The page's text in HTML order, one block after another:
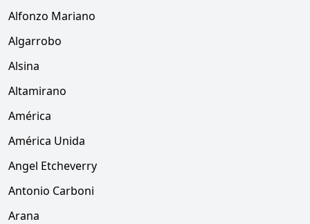
Alfonzo Mariano
Algarrobo
Alsina
Altamirano
América
América Unida
Angel Etcheverry
Antonio Carboni
Arana